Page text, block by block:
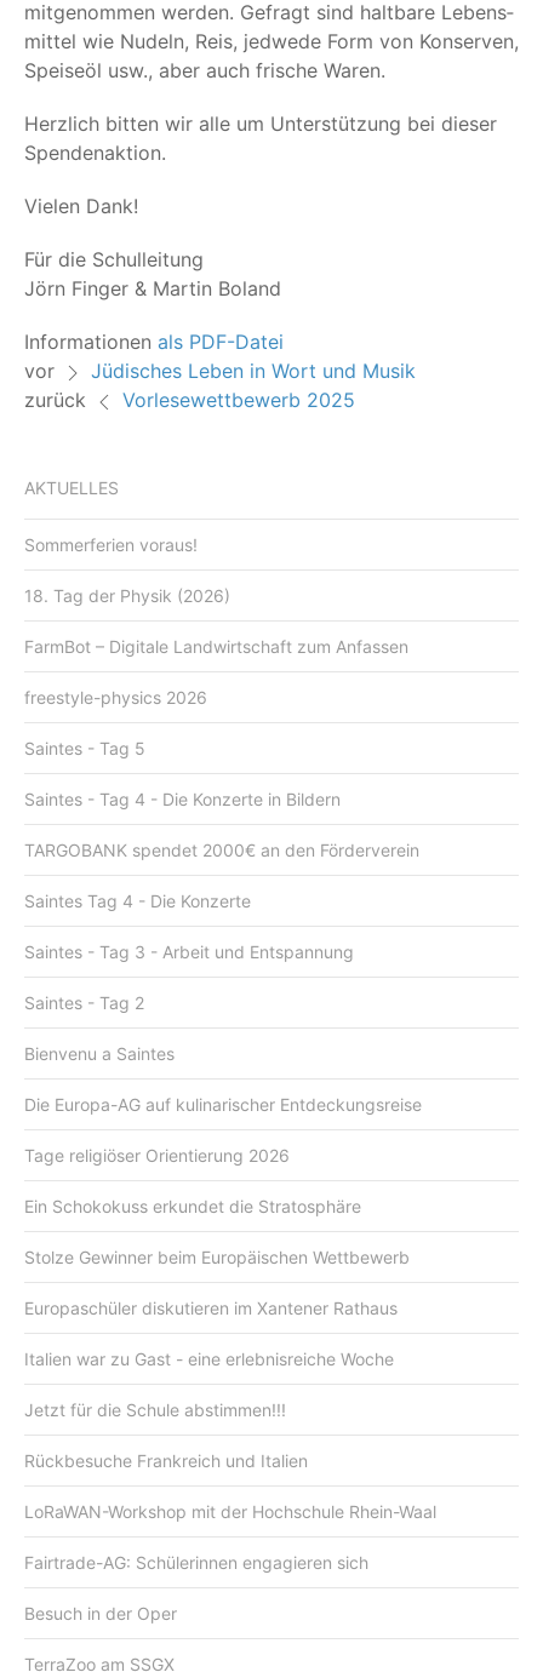
mit­ge­nom­men wer­den. Gefragt sind halt­ba­re Lebens­
mit­tel wie Nudeln, Reis, jed­we­de Form von Kon­ser­ven,
Spei­se­öl usw., aber auch fri­sche Waren.
Herz­lich bit­ten wir alle um Unter­stüt­zung bei die­ser
Spendenaktion.
Vie­len Dank!
Für die Schul­lei­tung
Jörn Fin­ger & Mar­tin Boland
Infor­ma­tio­nen als PDF-Datei
vor
Jüdisches Leben in Wort und Musik
zurück
Vorlesewettbewerb 2025
AKTUELLES
Sommerferien voraus!
18. Tag der Physik (2026)
FarmBot – Digitale Landwirtschaft zum Anfassen
freestyle-physics 2026
Saintes - Tag 5
Saintes - Tag 4 - Die Konzerte in Bildern
TARGOBANK spendet 2000€ an den Förderverein
Saintes Tag 4 - Die Konzerte
Saintes - Tag 3 - Arbeit und Entspannung
Saintes - Tag 2
Bienvenu a Saintes
Die Europa-AG auf kulinarischer Entdeckungsreise
Tage religiöser Orientierung 2026
Ein Schokokuss erkundet die Stratosphäre
Stolze Gewinner beim Europäischen Wettbewerb
Europaschüler diskutieren im Xantener Rathaus
Italien war zu Gast - eine erlebnisreiche Woche
Jetzt für die Schule abstimmen!!!
Rückbesuche Frankreich und Italien
LoRaWAN-Workshop mit der Hochschule Rhein-Waal
Fairtrade-AG: Schülerinnen engagieren sich
Besuch in der Oper
TerraZoo am SSGX